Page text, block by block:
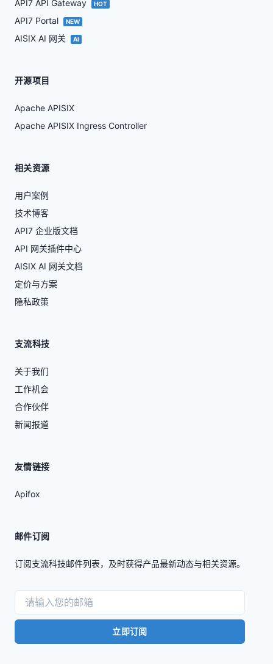
API7 API Gateway HOT
API7 Portal NEW
AISIX AI 网关 AI
开源项目
Apache APISIX
Apache APISIX Ingress Controller
相关资源
用户案例
技术博客
API7 企业版文档
API 网关插件中心
AISIX AI 网关文档
定价与方案
隐私政策
支流科技
关于我们
工作机会
合作伙伴
新闻报道
友情链接
Apifox
邮件订阅
订阅支流科技邮件列表，及时获得产品最新动态与相关资源。
立即订阅